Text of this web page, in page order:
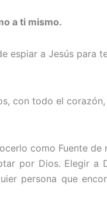
a ti mismo.
espiar a Jesús para
con todo el
como Fuente
por Dios. Elegir
persona que